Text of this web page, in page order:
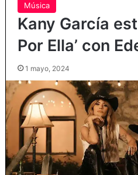
Música
Kany García
Por Ella’ con
1 mayo, 2024